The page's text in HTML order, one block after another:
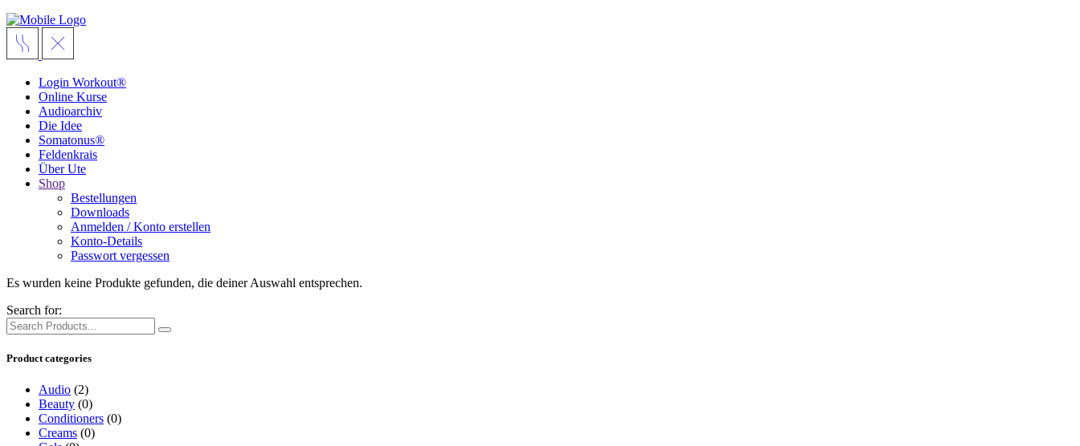
Login Workout®
Online Kurse
Audioarchiv
Die Idee
Somatonus®
Feldenkrais
Über Ute
Shop
Bestellungen
Downloads
Anmelden / Konto erstellen
Konto-Details
Passwort vergessen
Es wurden keine Produkte gefunden, die deiner Auswahl entsprechen.
Search for:
Product categories
Audio (2)
Beauty (0)
Conditioners (0)
Creams (0)